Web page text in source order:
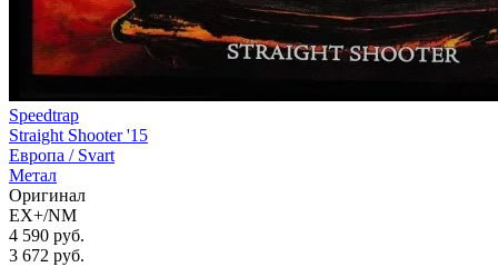
Speedtrap
Straight Shooter '15
Европа / Svart
Метал
Оригинал
EX+/NM
4 590 руб.
3 672 руб.